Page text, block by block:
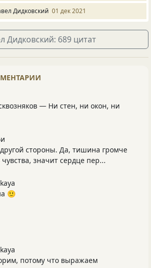
Дидковский 01 дек 2021
Дидковский: 689 цитат
— Ни стен, ни окон, ни
другой стороны. Да, тишина громче
значит сердце пер...
🙂
потому что выражаем